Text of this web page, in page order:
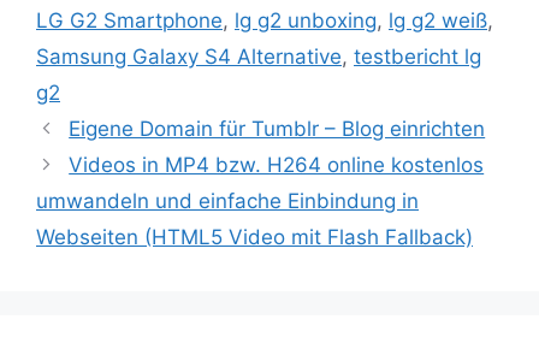
LG G2 Smartphone, lg g2 unboxing, lg g2 weiß,
Samsung Galaxy S4 Alternative, testbericht lg
g2
Beitrags-
Navigation
Eigene Domain für Tumblr – Blog einrichten
Videos in MP4 bzw. H264 online kostenlos
umwandeln und einfache Einbindung in
Webseiten (HTML5 Video mit Flash Fallback)